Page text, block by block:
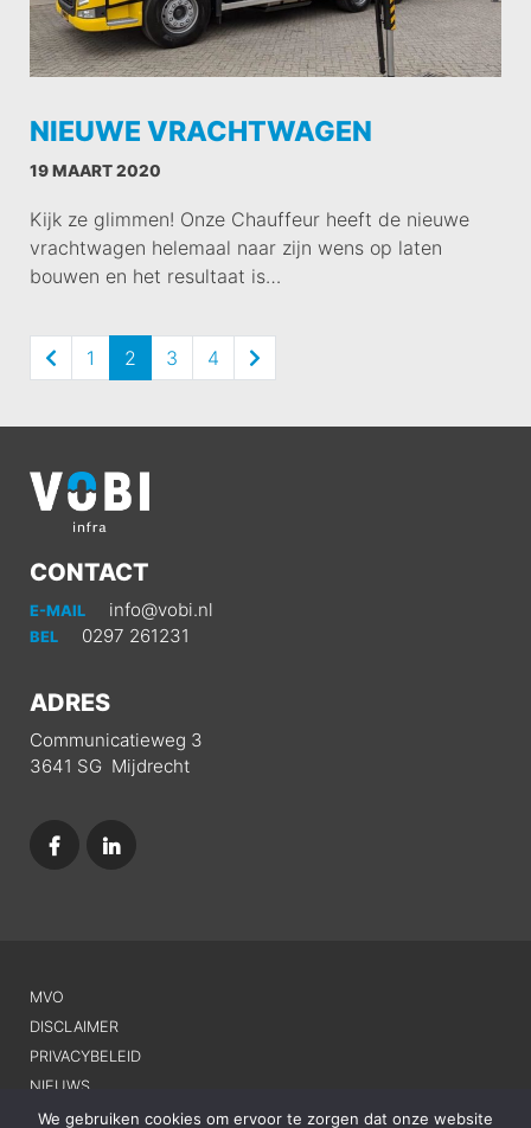
NIEUWE VRACHTWAGEN
19 MAART 2020
Kijk ze glimmen! Onze Chauffeur heeft de nieuwe
vrachtwagen helemaal naar zijn wens op laten
bouwen en het resultaat is…
1 2 3 4
CONTACT
E-MAIL info@vobi.nl
BEL 0297 261231
ADRES
Communicatieweg 3
3641 SG Mijdrecht
MVO
DISCLAIMER
PRIVACYBELEID
NIEUWS
CONTACT
We gebruiken cookies om ervoor te zorgen dat onze website